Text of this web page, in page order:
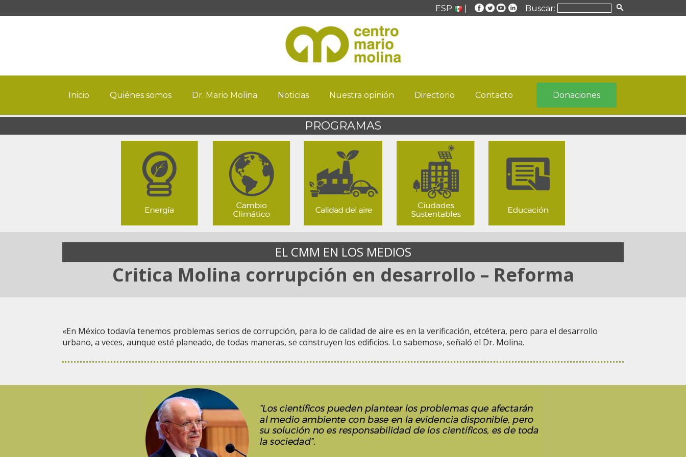
ESP Buscar:
Inicio Quiénes somos Dr. Mario Molina Noticias Nuestra opinión Directorio Contacto Donaciones
PROGRAMAS
EL CMM EN LOS MEDIOS
Critica Molina corrupción en desarrollo – Reforma
«En México todavía tenemos problemas serios de corrupción, para lo de calidad de aire es en la verificación, etcétera, pero para el desarrollo
urbano, a veces, aunque esté planeado, de todas maneras, se construyen los edificios. Lo sabemos», señaló el Dr. Molina.